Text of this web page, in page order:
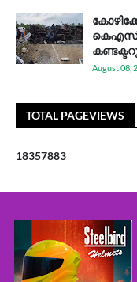
August 08,
TOTAL PAGEVIEWS
18357883